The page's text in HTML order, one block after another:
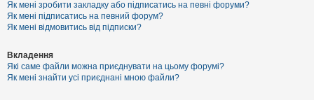
Як мені зробити закладку або підписатись на певні форуми?
Як мені підписатись на певний форум?
Як мені відмовитись від підписки?
Вкладення
Які саме файли можна приєднувати на цьому форумі?
Як мені знайти усі приєднані мною файли?